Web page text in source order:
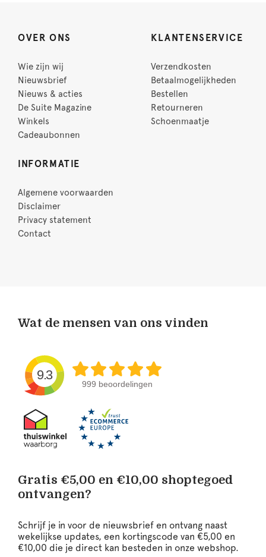
OVER ONS
Wie zijn wij
Nieuwsbrief
Nieuws & acties
De Suite Magazine
Winkels
Cadeaubonnen
KLANTENSERVICE
Verzendkosten
Betaalmogelijkheden
Bestellen
Retourneren
Schoenmaatje
INFORMATIE
Algemene voorwaarden
Disclaimer
Privacy statement
Contact
Wat de mensen van ons vinden
9.3
999 beoordelingen
Gratis €5,00 en €10,00 shoptegoed
ontvangen?
Schrijf je in voor de nieuwsbrief en ontvang naast
wekelijkse updates, een kortingscode van €5,00 en
€10,00 die je direct kan besteden in onze webshop.